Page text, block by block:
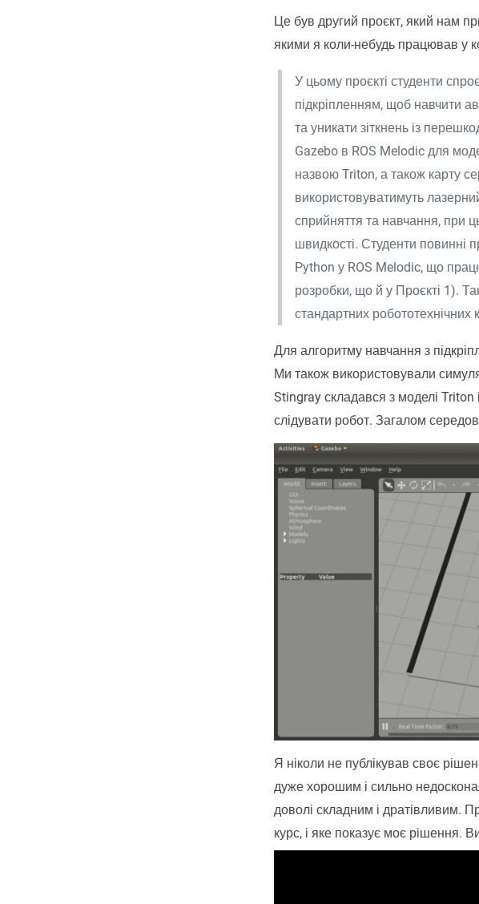
Це був другий проєкт, який нам
якими я коли-небудь працював у
У цьому проєкті студенти
підкріпленням, щоб навчити
та уникати зіткнень із
Gazebo в ROS Melodic для
назвою Triton, а також карту
використовуватимуть
сприйняття та навчання, при
швидкості. Студенти повинні
Python у ROS Melodic, що
розробки, що й у Проєкті 1).
стандартних
Для алгоритму навчання з
Ми також використовували
Stingray складався з моделі Triton
слідувати робот. Загалом
Я ніколи не публікував своє
дуже хорошим і сильно
доволі складним і дратівливим.
курс, і яке показує моє рішення.